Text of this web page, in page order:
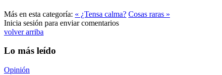
Más en esta categoría: « ¿Tensa calma? Cosas raras »
Inicia sesión para enviar comentarios
volver arriba
Lo más leído
Opinión